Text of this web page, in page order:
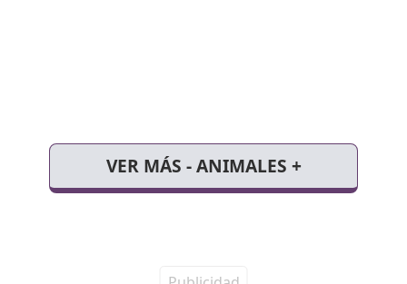
VER MÁS - ANIMALES +